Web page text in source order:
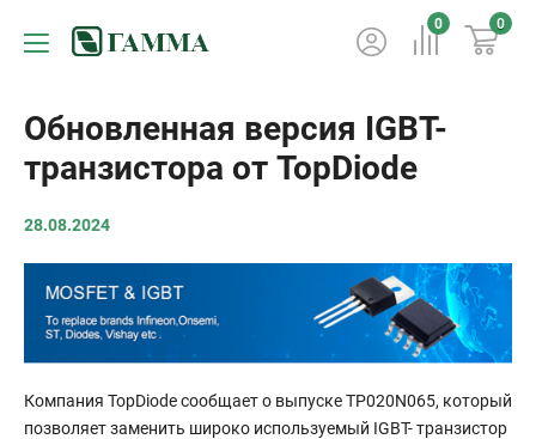
0 0
Обновленная версия IGBT-
транзистора от TopDiode
28.08.2024
Компания TopDiode сообщает о выпуске TP020N065, который
позволяет заменить широко используемый IGBT- транзистор